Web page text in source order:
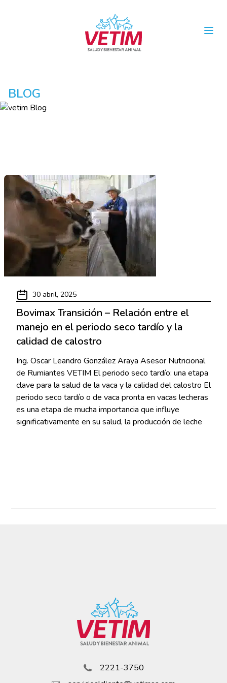
BLOG
30 abril, 2025
Bovimax Transición – Relación entre el
manejo en el periodo seco tardío y la
calidad de calostro
Ing. Oscar Leandro González Araya Asesor Nutricional
de Rumiantes VETIM El periodo seco tardío: una etapa
clave para la salud de la vaca y la calidad del calostro El
periodo seco tardío o de vaca pronta en vacas lecheras
es una etapa de mucha importancia que influye
significativamente en su salud, la producción de leche
2221-3750